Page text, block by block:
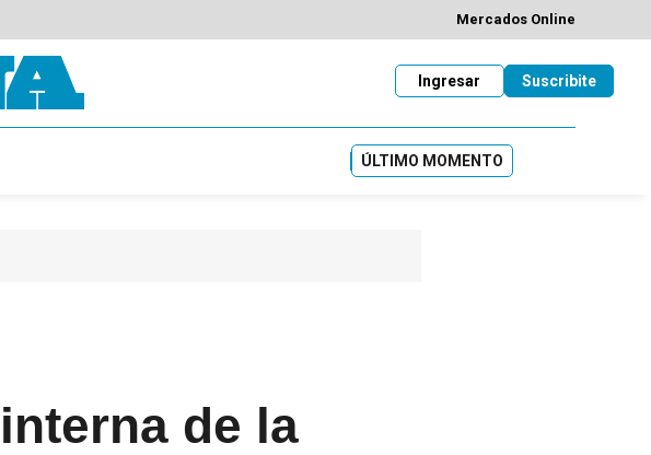
Mercados Online
Suscribite
Ingresar
ÚLTIMO MOMENTO
de la